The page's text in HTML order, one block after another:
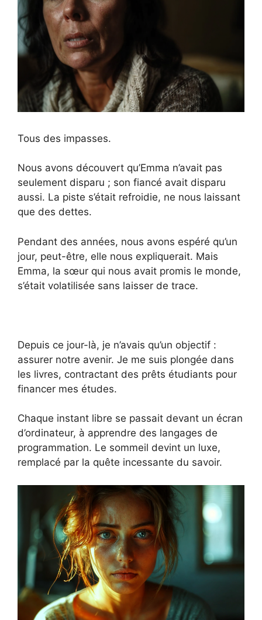
Tous des impasses.
Nous avons découvert qu’Emma n’avait pas
seulement disparu ; son fiancé avait disparu
aussi. La piste s’était refroidie, ne nous laissant
que des dettes.
Pendant des années, nous avons espéré qu’un
jour, peut-être, elle nous expliquerait. Mais
Emma, la sœur qui nous avait promis le monde,
s’était volatilisée sans laisser de trace.
Depuis ce jour-là, je n’avais qu’un objectif :
assurer notre avenir. Je me suis plongée dans
les livres, contractant des prêts étudiants pour
financer mes études.
Chaque instant libre se passait devant un écran
d’ordinateur, à apprendre des langages de
programmation. Le sommeil devint un luxe,
remplacé par la quête incessante du savoir.